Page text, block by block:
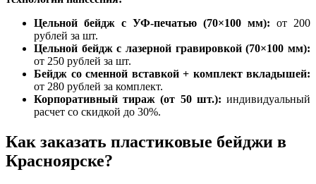
Цельной бейдж с УФ-печатью (70×100 мм): от 200
рублей за шт.
Цельной бейдж с лазерной гравировкой (70×100 мм):
от 250 рублей за шт.
Бейдж со сменной вставкой + комплект вкладышей:
от 280 рублей за комплект.
Корпоративный тираж (от 50 шт.): индивидуальный
расчет со скидкой до 30%.
Как заказать пластиковые бейджи в
Красноярске?